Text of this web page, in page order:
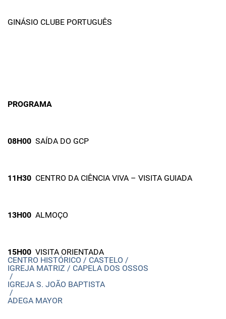
GINÁSIO CLUBE PORTUGUÊS
PROGRAMA
08H00 SAÍDA DO GCP
11H30 CENTRO DA CIÊNCIA VIVA – VISITA GUIADA
13H00 ALMOÇO
15H00 VISITA ORIENTADA
CENTRO HISTÓRICO / CASTELO /
IGREJA MATRIZ / CAPELA DOS OSSOS
/
IGREJA S. JOÃO BAPTISTA
/
ADEGA MAYOR